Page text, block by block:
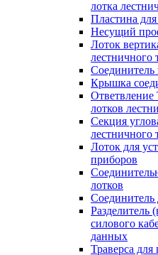
лотка
Пластина
Несущий
Лоток
лестничного
Крышка
Ответвление
лотков
Секция
лестничного
Лоток для
приборов
лотков
Соединитель
Разделитель
силового
данных
Траверса